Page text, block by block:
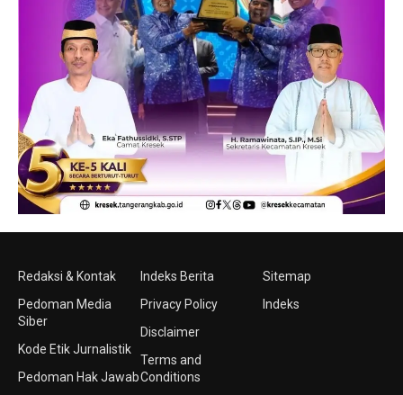
Redaksi & Kontak
Pedoman Media
Siber
Kode Etik Jurnalistik
Pedoman Hak Jawab
Indeks Berita
Privacy Policy
Disclaimer
Terms and
Conditions
Sitemap
Indeks